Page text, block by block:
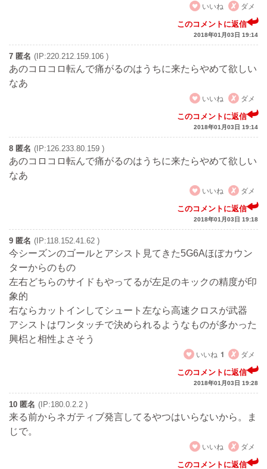
いいね
ダメ
このコメントに返信
2018年01月03日 19:14
7 匿名 (IP:220.212.159.106 )
あのコロコロ転んで痛がるのはうちに来たらやめて欲しい
なあ
いいね
ダメ
このコメントに返信
2018年01月03日 19:14
8 匿名 (IP:126.233.80.159 )
あのコロコロ転んで痛がるのはうちに来たらやめて欲しい
なあ
いいね
ダメ
このコメントに返信
2018年01月03日 19:18
9 匿名 (IP:118.152.41.62 )
今シーズンのゴールとアシスト見てきた5G6Aほぼカウン
ターからのもの
左右どちらのサイドもやってるが左足のキックの精度が印
象的
右ならカットインしてシュート左なら高速クロスが武器
アシストはワンタッチで決められるようなものが多かった
興梠と相性よさそう
いいね 1 ダメ
このコメントに返信
2018年01月03日 19:28
10 匿名 (IP:180.0.2.2 )
来る前からネガティブ発言してるやつはいらないから。ま
じで。
いいね
ダメ
このコメントに返信